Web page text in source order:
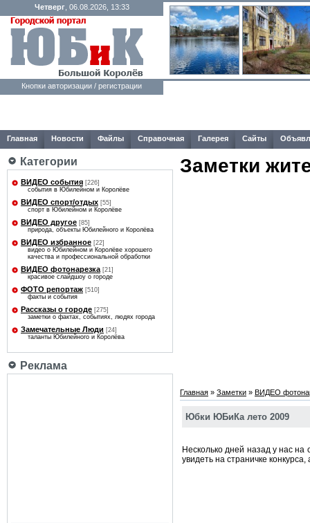
Четверг, 06.08.2026, 13:33
Кнопки авторизации / регистрации
Главная Новости Файлы Справочная Галерея Сайты
Категории
ВИДЕО события [226]
события в Юбилейном и Королёве
ВИДЕО спорт/отдых [55]
спорт в Юбилейном и Королёве
ВИДЕО другое [85]
природа, объекты Юбилейного и Королёва
ВИДЕО избранное [22]
видео о Юбилейном и Королёве хорошего
качества и профессиональной обработки
ВИДЕО фотонарезка [21]
красивое слайдшоу о городе
ФОТО репортаж [510]
факты и события
Рассказы о городе [275]
заметки о фактах, событиях, людях города
Замечательные Люди [24]
таланты Юбилейного и Королёва
Реклама
Заметки
Главная » Заметки » ВИДЕО
Юбки ЮБиКа лето 2009
Несколько дней назад у нас на
увидеть на страничке